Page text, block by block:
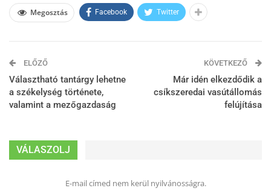
Megosztás Facebook Twitter
ELŐZŐ
Választható tantárgy lehetne
a székelység története,
valamint a mezőgazdaság
KÖVETKEZŐ
Már idén elkezdődik a
csíkszeredai vasútállomás
felújítása
VÁLASZOLJ
E-mail címed nem kerül nyilvánosságra.